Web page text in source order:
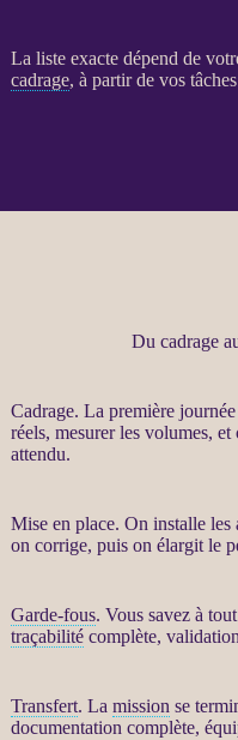
La liste exacte dépend de
cadrage, à partir de vos
Du cadrage
Cadrage. La première
réels, mesurer les volumes, et
attendu.
Mise en place. On installe les
on corrige, puis on élargit le
Garde-fous. Vous savez à
traçabilitécomplète,
Transfert. La mission se
documentation complète,